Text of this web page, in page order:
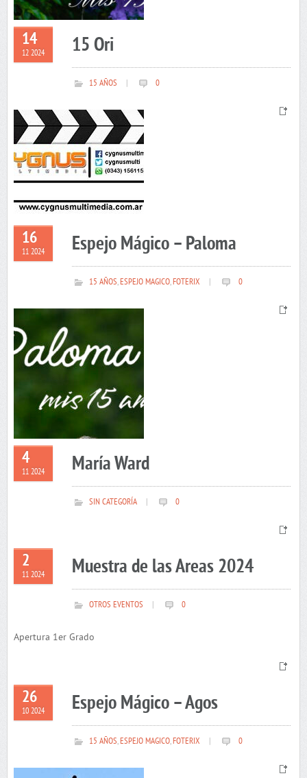
14
12 2024 15 Ori
15 AÑOS 0
16
11 2024 Espejo Mágico – Paloma
15 AÑOS,ESPEJO MAGICO,FOTERIX 0
4
11 2024 María Ward
SIN CATEGORÍA 0
2
11 2024 Muestra de las Areas 2024
OTROS EVENTOS 0
Apertura 1er Grado
26
10 2024 Espejo Mágico – Agos
15 AÑOS,ESPEJO MAGICO,FOTERIX 0